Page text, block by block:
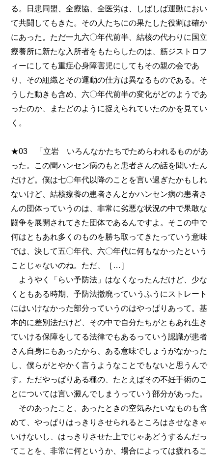
る。日患同盟、全療協、全医労は、しばしば運動におい
て共闘してもきた。その人たちにの果たした役割は確か
にあった。ただ一九六〇年代前半、結核の代わりに国立
療養所に新たな入所者をもたらしたのは、筋ジストロフ
ィーにしても重症心身障害児にしてもその親の会であ
り、その組織とその運動の仕方は異なるものである。そ
うした動きも含め、六〇年代前半の変化がどのようであ
ったのか、またどのように捉えられていたのかを見てい
く。
★03 「立岩 いろんなかたちでためらわれるものがあ
った。この間ハンセン病のもと患者さんの話を聞いたん
だけど。僕は七〇年代以降のことを言い過ぎたかもしれ
ないけど、結核療養の患者さんとかハンセン病の患者さ
んの団体っていうのは、非常に劣悪な状況の中で果敢な
闘争を展開されてきた団体であるんですよ。そこの中で
何はともあれ多くのものを勝ち取ってきたっていう意味
では、決して五〇年代、六〇年代に何もなかったという
ことじゃないのね。ただ、［…］
ようやく「らい予防法」はなくなったんだけど、少な
くともある時期、予防法撤廃っていうふうにストレート
にはいけなかった部分っていうのはやっぱりあって。基
本的に差別法だけど、その中で自分たちがともあれ生き
ていける保障をしてる法律でもあるっていう認識が患者
さん自身にもあったから、ある意味でしょうがなかった
し、僕らがとやかく言うようなことでもないと思うんで
す。ただやっぱりある種の、たとえばその不妊手術のこ
とについては言い澱んでしまうっていう部分があった。
そのあったこと、あったときの空気みたいなものも含
めて、やっぱりはっきりさせられるところはさせなきゃ
いけないし、はっきりさせた上でじゃあどうするんだっ
てことを、非常に何というか、場合によっては疲れるこ